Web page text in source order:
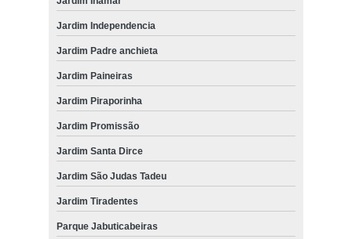
Jardim Independencia
Jardim Padre anchieta
Jardim Paineiras
Jardim Piraporinha
Jardim Promissão
Jardim Santa Dirce
Jardim São Judas Tadeu
Jardim Tiradentes
Parque Jabuticabeiras